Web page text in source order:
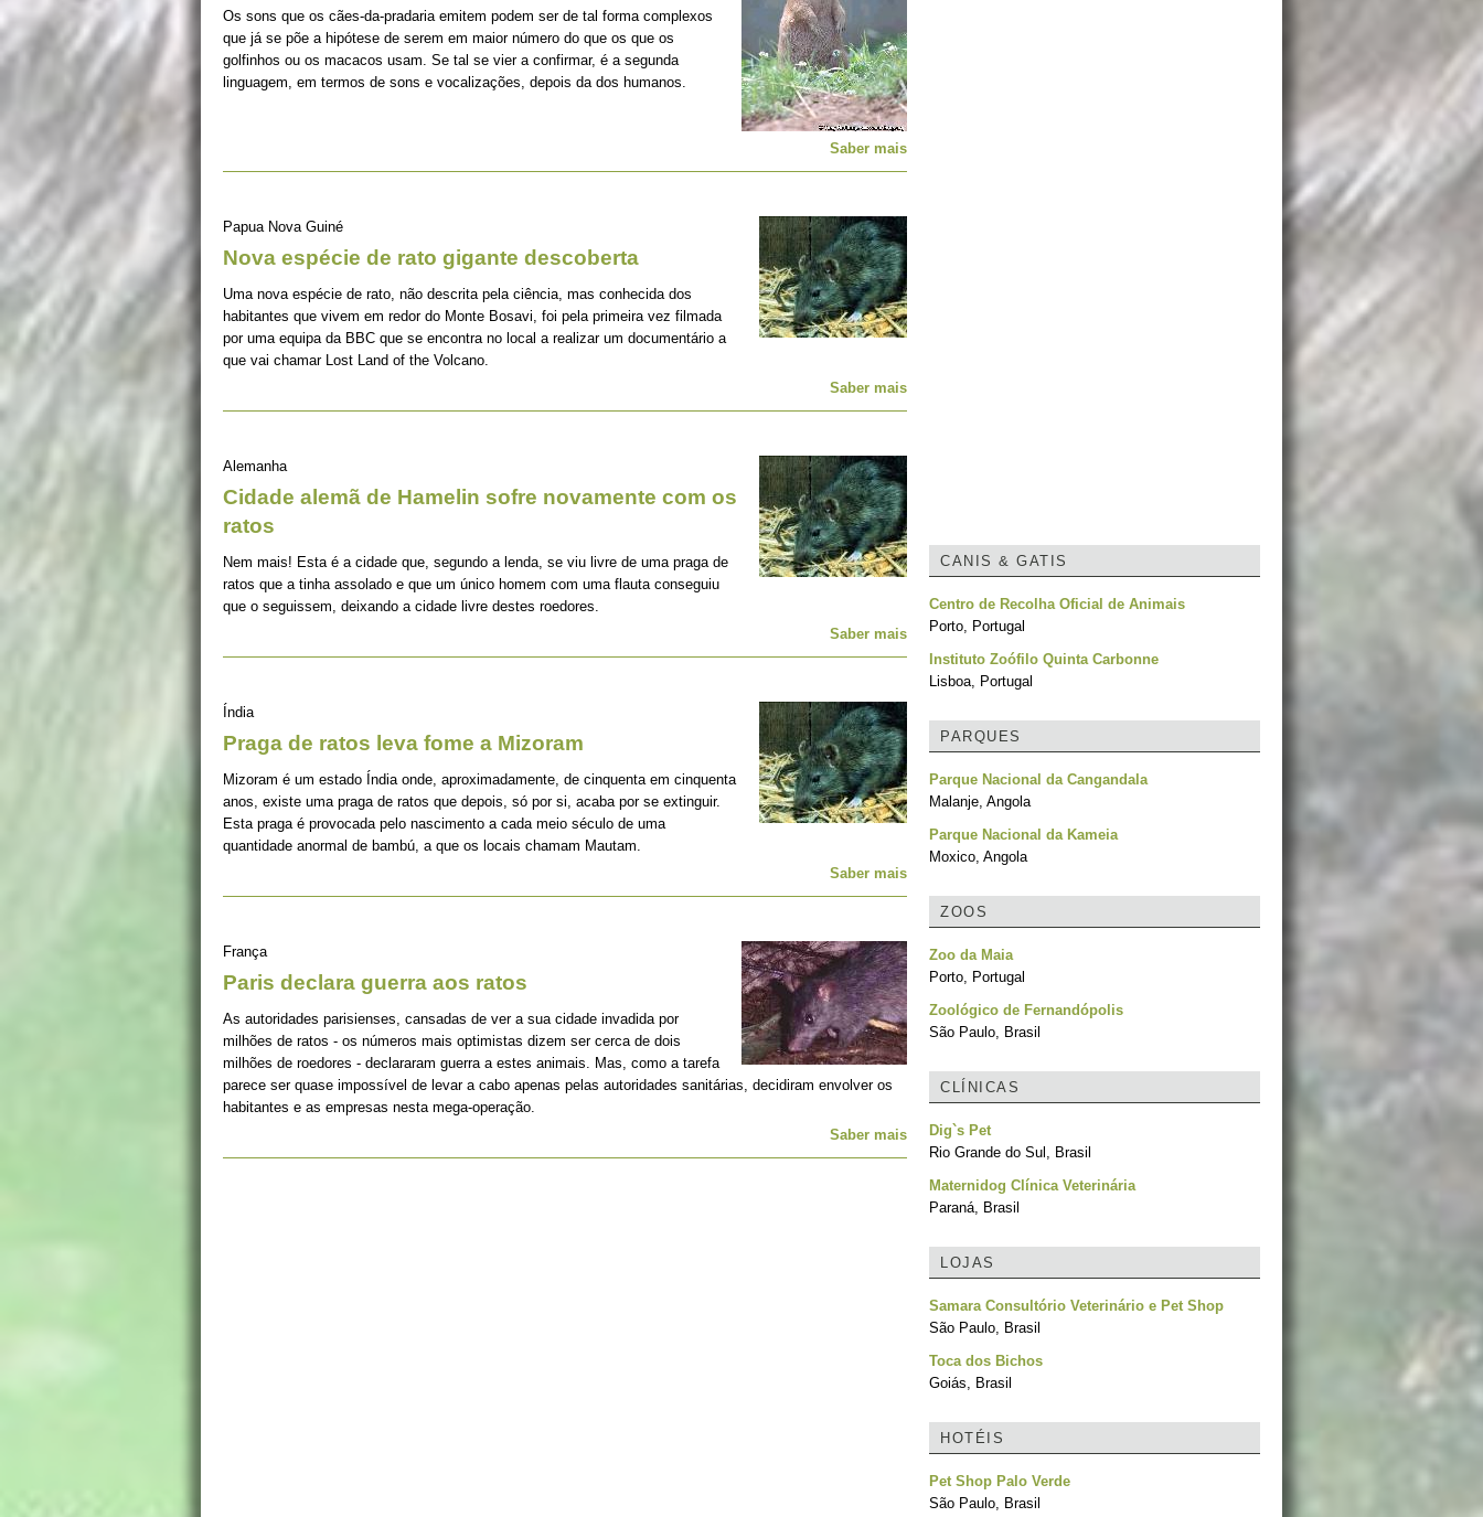
Os sons que os cães-da-pradaria emitem podem ser de tal forma complexos
que já se põe a hipótese de serem em maior número do que os que os
golfinhos ou os macacos usam. Se tal se vier a confirmar, é a segunda
linguagem, em termos de sons e vocalizações, depois da dos humanos.
Saber mais
Papua Nova Guiné
Nova espécie de rato gigante descoberta
Uma nova espécie de rato, não descrita pela ciência, mas conhecida dos
habitantes que vivem em redor do Monte Bosavi, foi pela primeira vez filmada
por uma equipa da BBC que se encontra no local a realizar um documentário a
que vai chamar Lost Land of the Volcano.
Saber mais
Alemanha
Cidade alemã de Hamelin sofre novamente com os
ratos
Nem mais! Esta é a cidade que, segundo a lenda, se viu livre de uma praga de
ratos que a tinha assolado e que um único homem com uma flauta conseguiu
que o seguissem, deixando a cidade livre destes roedores.
Saber mais
Índia
Praga de ratos leva fome a Mizoram
Mizoram é um estado Índia onde, aproximadamente, de cinquenta em cinquenta
anos, existe uma praga de ratos que depois, só por si, acaba por se extinguir.
Esta praga é provocada pelo nascimento a cada meio século de uma
quantidade anormal de bambú, a que os locais chamam Mautam.
Saber mais
França
Paris declara guerra aos ratos
As autoridades parisienses, cansadas de ver a sua cidade invadida por
milhões de ratos - os números mais optimistas dizem ser cerca de dois
milhões de roedores - declararam guerra a estes animais. Mas, como a tarefa
parece ser quase impossível de levar a cabo apenas pelas autoridades sanitárias, decidiram envolver os
habitantes e as empresas nesta mega-operação.
Saber mais
CANIS & GATIS
Centro de Recolha Oficial de Animais
Porto, Portugal
Instituto Zoófilo Quinta Carbonne
Lisboa, Portugal
PARQUES
Parque Nacional da Cangandala
Malanje, Angola
Parque Nacional da Kameia
Moxico, Angola
ZOOS
Zoo da Maia
Porto, Portugal
Zoológico de Fernandópolis
São Paulo, Brasil
CLÍNICAS
Dig`s Pet
Rio Grande do Sul, Brasil
Maternidog Clínica Veterinária
Paraná, Brasil
LOJAS
Samara Consultório Veterinário e Pet Shop
São Paulo, Brasil
Toca dos Bichos
Goiás, Brasil
HOTÉIS
Pet Shop Palo Verde
São Paulo, Brasil